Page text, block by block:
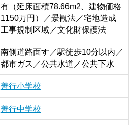
有（延床面積78.66m2、建物価格
1150万円）／景観法／宅地造成
工事規制区域／文化財保護法
南側道路面す／駅徒歩10分以内／
都市ガス／公共水道／公共下水
善行小学校
善行中学校